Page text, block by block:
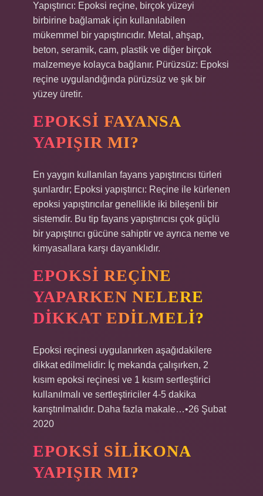
Yapıştırıcı: Epoksi reçine, birçok yüzeyi
birbirine bağlamak için kullanılabilen
mükemmel bir yapıştırıcıdır. Metal, ahşap,
beton, seramik, cam, plastik ve diğer birçok
malzemeye kolayca bağlanır. Pürüzsüz: Epoksi
reçine uygulandığında pürüzsüz ve şık bir
yüzey üretir.
EPOKSI FAYANSA
YAPIŞIR MI?
En yaygın kullanılan fayans yapıştırıcısı türleri
şunlardır; Epoksi yapıştırıcı: Reçine ile kürlenen
epoksi yapıştırıcılar genellikle iki bileşenli bir
sistemdir. Bu tip fayans yapıştırıcısı çok güçlü
bir yapıştırıcı gücüne sahiptir ve ayrıca neme ve
kimyasallara karşı dayanıklıdır.
EPOKSI REÇINE
YAPARKEN NELERE
DIKKAT EDILMELI?
Epoksi reçinesi uygulanırken aşağıdakilere
dikkat edilmelidir: İç mekanda çalışırken, 2
kısım epoksi reçinesi ve 1 kısım sertleştirici
kullanılmalı ve sertleştiriciler 4-5 dakika
karıştırılmalıdır. Daha fazla makale…•26 Şubat
2020
EPOKSI SILIKONA
YAPIŞIR MI?